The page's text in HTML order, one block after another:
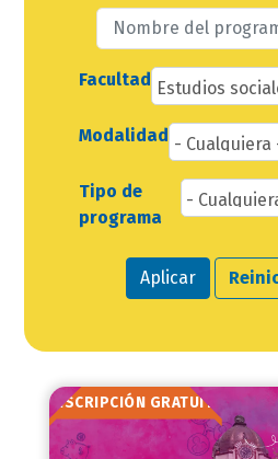
Facultad
Modalidad
Tipo de
programa
Aplicar
INSCRIPCIÓN GRATUITA